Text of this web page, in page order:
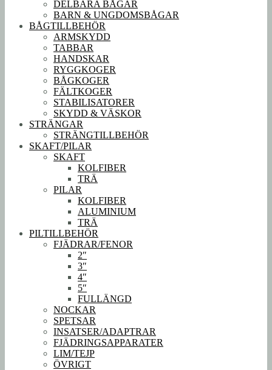
DELBARA BÅGAR
BARN & UNGDOMSBÅGAR
BÅGTILLBEHÖR
ARMSKYDD
TABBAR
HANDSKAR
RYGGKOGER
BÅGKOGER
FÄLTKOGER
STABILISATORER
SKYDD & VÄSKOR
STRÄNGAR
STRÄNGTILLBEHÖR
SKAFT/PILAR
SKAFT
KOLFIBER
TRÄ
PILAR
KOLFIBER
ALUMINIUM
TRÄ
PILTILLBEHÖR
FJÄDRAR/FENOR
2″
3″
4″
5″
FULLÄNGD
NOCKAR
SPETSAR
INSATSER/ADAPTRAR
FJÄDRINGSAPPARATER
LIM/TEJP
ÖVRIGT